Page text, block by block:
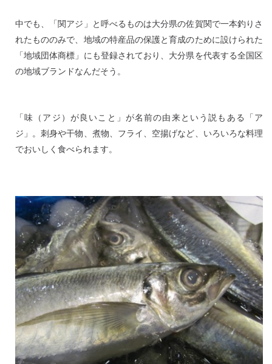
中でも、「関アジ」と呼べるものは大分県の佐賀関で一本釣りさ
れたもののみで、地域の特産品の保護と育成のために設けられた
「地域団体商標」にも登録されており、大分県を代表する全国区
の地域ブランドなんだそう。
「味（アジ）が良いこと」が名前の由来という説もある「ア
ジ」。刺身や干物、煮物、フライ、空揚げなど、いろいろな料理
でおいしく食べられます。